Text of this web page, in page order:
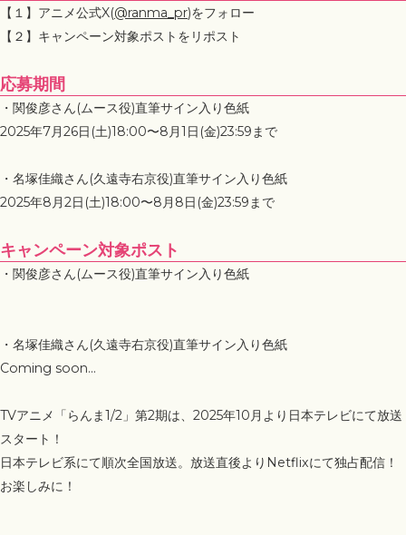
【１】アニメ公式X(@ranma_pr)をフォロー
【２】キャンペーン対象ポストをリポスト
応募期間
・関俊彦さん(ムース役)直筆サイン入り色紙
2025年7月26日(土)18:00〜8月1日(金)23:59まで
・名塚佳織さん(久遠寺右京役)直筆サイン入り色紙
2025年8月2日(土)18:00〜8月8日(金)23:59まで
キャンペーン対象ポスト
・関俊彦さん(ムース役)直筆サイン入り色紙
・名塚佳織さん(久遠寺右京役)直筆サイン入り色紙
Coming soon...
TVアニメ「らんま1/2」第2期は、2025年10月より日本テレビにて放送
スタート！
日本テレビ系にて順次全国放送。放送直後よりNetflixにて独占配信！
お楽しみに！